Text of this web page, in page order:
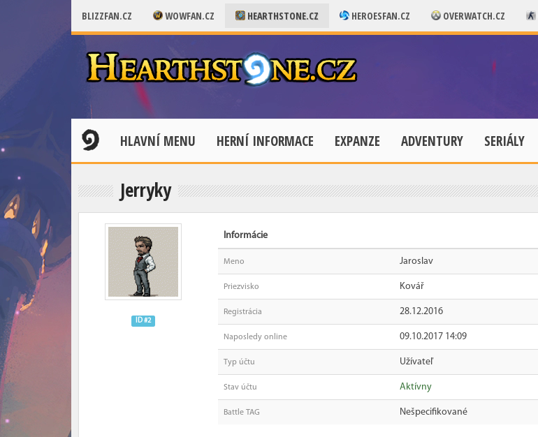
BLIZZFAN.CZ WOWFAN.CZ HEARTHSTONE.CZ HEROESFAN.CZ OVERWATCH.CZ
HLAVNÍ MENU HERNÍ INFORMACE EXPANZE ADVENTURY SERIÁLY
Jerryky
ID #2
Informácie
Meno Jaroslav
Priezvisko Kovář
Registrácia 28.12.2016
Naposledy online 09.10.2017 14:09
Typ účtu Užívateľ
Stav účtu Aktívny
Battle TAG Nešpecifikované